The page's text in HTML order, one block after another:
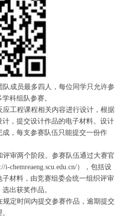
队成员最多四人，每位同学只允许参
科组队参赛。
应工程课程相关内容进行设计，根据
，提交设计作品的电子材料。设计
，每支参赛队伍只能提交一份作
评审两个阶段。参赛队伍通过大赛官
chemreaeng.scu.edu.cn/），包括设
材料，由竞赛组委会统一组织评审
出获奖作品。
规定时间内提交参赛作品，逾期提交